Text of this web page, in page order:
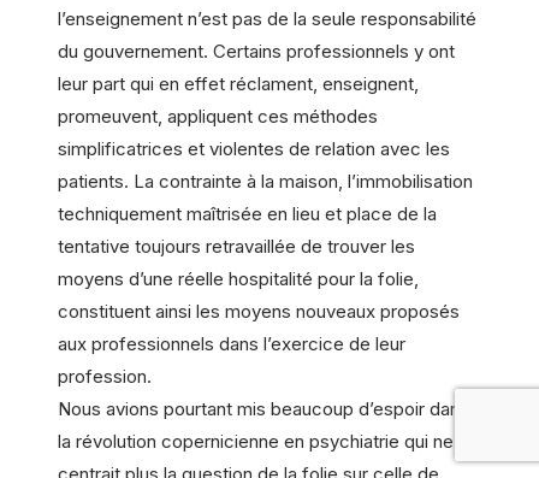
l’enseignement n’est pas de la seule responsabilité
du gouvernement. Certains professionnels y ont
leur part qui en effet réclament, enseignent,
promeuvent, appliquent ces méthodes
simplificatrices et violentes de relation avec les
patients. La contrainte à la maison, l’immobilisation
techniquement maîtrisée en lieu et place de la
tentative toujours retravaillée de trouver les
moyens d’une réelle hospitalité pour la folie,
constituent ainsi les moyens nouveaux proposés
aux professionnels dans l’exercice de leur
profession.
Nous avions pourtant mis beaucoup d’espoir dans
la révolution copernicienne en psychiatrie qui ne